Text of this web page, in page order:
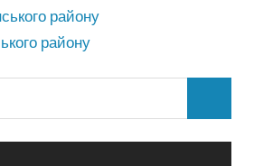
району
району